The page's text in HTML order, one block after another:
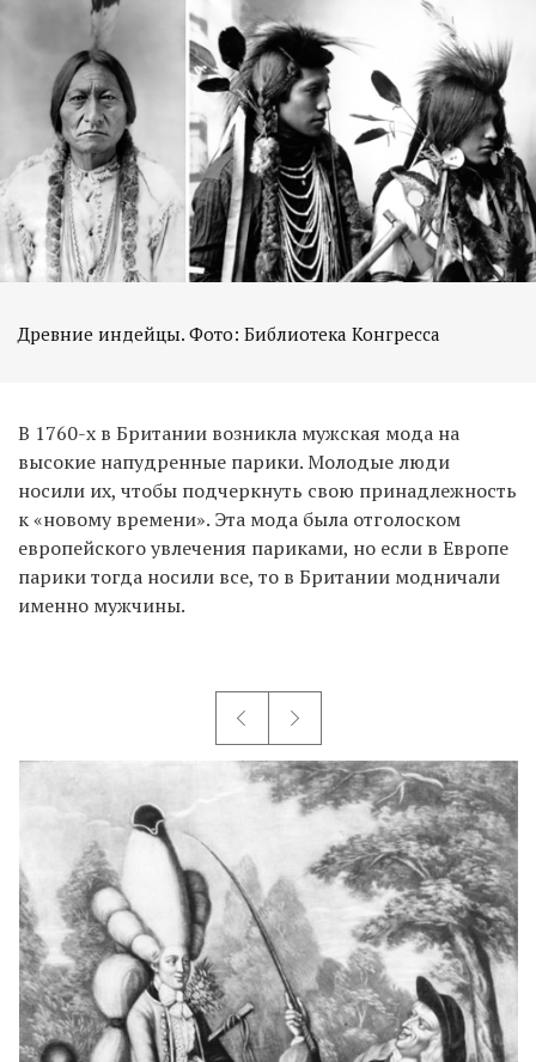
Древние индейцы. Фото: Библиотека Конгресса
В 1760-х в Британии возникла мужская мода на
высокие напудренные парики. Молодые люди
носили их, чтобы подчеркнуть свою принадлежность
к «новому времени». Эта мода была отголоском
европейского увлечения париками, но если в Европе
парики тогда носили все, то в Британии модничали
именно мужчины.